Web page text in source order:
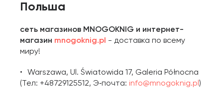
Польша
сеть магазинов MNOGOKNIG и интернет-
магазин mnogoknig.pl - доставка по всему
миру!
Warszawa, Ul. Światowida 17, Galeria Północna
(Тел: +48729125512, Э‑почта: info@mnogoknig.pl )